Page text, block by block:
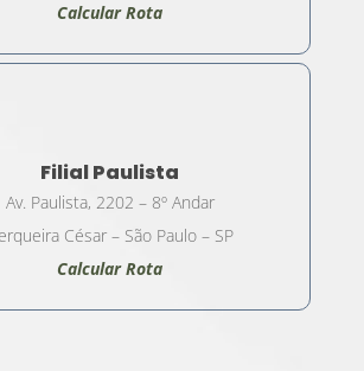
Calcular Rota
Filial Paulista
Av. Paulista, 2202 – 8º Andar
César – São Paulo – SP
Calcular Rota